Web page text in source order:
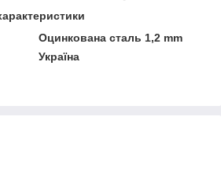
Оцинкована сталь 1,2 mm
Україна